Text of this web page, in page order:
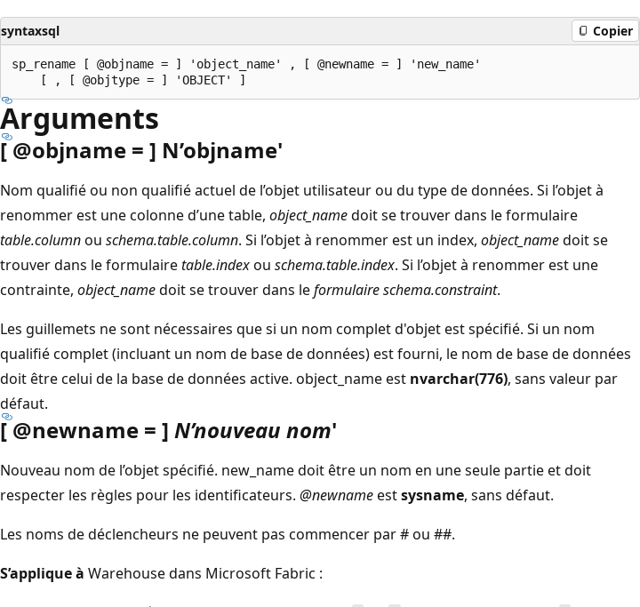
syntaxsql Copier
sp_rename [ @objname = ] 'object_name' , [ @newname = ] 'new_name'
Arguments
[ @objname = ] N’objname'
Nom qualifié ou non qualifié actuel de l’objet utilisateur ou du type de données. Si l’objet à
renommer est une colonne d’une table, object_namedoit se trouver dans le formulaire
table.columnou schema.table.column. Si l’objet à renommer est un index, object_namedoit se
trouver dans le formulairetable.indexou schema.table.index. Si l’objet à renommer est une
contrainte, object_namedoit se trouver dans leformulaire schema.constraint.
Les guillemets ne sont nécessaires que si un nom complet d'objet est spécifié. Si un nom
qualifié complet (incluant un nom de base de données) est fourni, le nom de base de données
doit être celui de la base de données active. object_name est nvarchar(776), sans valeur par
défaut.
[ @newname = ] N’nouveau nom'
Nouveau nom de l’objet spécifié. new_name doit être un nom en une seule partie et doit
respecter les règles pour les identificateurs. @newnameestsysname, sans défaut.
Les noms de déclencheurs ne peuvent pas commencer par # ou ##.
S’applique à Warehouse dans Microsoft Fabric :